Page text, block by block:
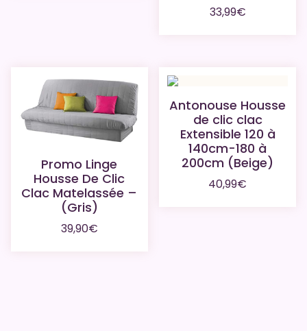
33,99€
Promo Linge
Housse De Clic
Clac Matelassée –
(Gris)
39,90€
Antonouse Housse
de clic clac
Extensible 120 à
140cm-180 à
200cm (Beige)
40,99€